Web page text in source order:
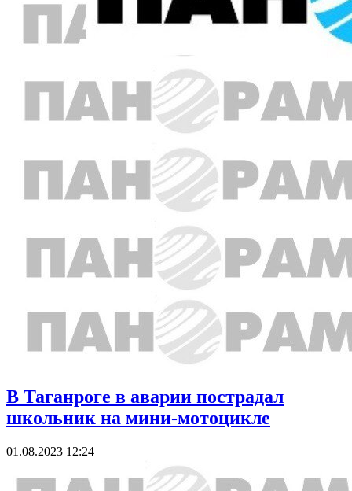
В Таганроге в аварии пострадал
школьник на мини-мотоцикле
01.08.2023 12:24